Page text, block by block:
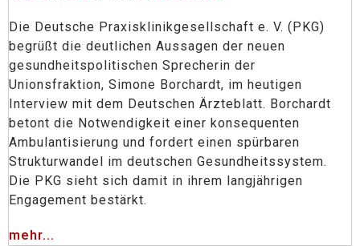
Die Deutsche Praxisklinikgesellschaft e. V. (PKG)
begrüßt die deutlichen Aussagen der neuen
gesundheitspolitischen Sprecherin der
Unionsfraktion, Simone Borchardt, im heutigen
Interview mit dem Deutschen Ärzteblatt. Borchardt
betont die Notwendigkeit einer konsequenten
Ambulantisierung und fordert einen spürbaren
Strukturwandel im deutschen Gesundheitssystem.
Die PKG sieht sich damit in ihrem langjährigen
Engagement bestärkt.
mehr...